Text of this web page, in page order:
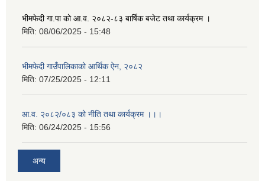
भीमफेदी गा.पा को आ.व. २०८२-८३ बार्षिक बजेट तथा कार्यक्रम ।
मिति: 08/06/2025 - 15:48
भीमफेदी गाउँपालिकाको आर्थिक ऐन, २०८२
मिति: 07/25/2025 - 12:11
आ.व. २०८२/०८३ को नीति तथा कार्यक्रम ।।।
मिति: 06/24/2025 - 15:56
अन्य